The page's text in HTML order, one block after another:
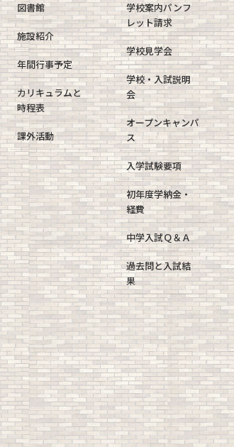
図書館
施設紹介
年間行事予定
カリキュラムと
時程表
課外活動
学校案内パンフ
レット請求
学校見学会
学校・入試説明
会
オープンキャンパ
ス
入学試験要項
初年度学納金・
経費
中学入試Ｑ＆Ａ
過去問と入試結
果